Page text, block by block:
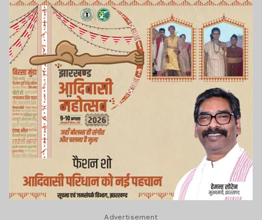
Advertisement